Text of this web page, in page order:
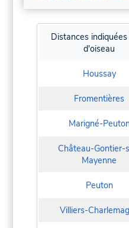
Distances
d'oiseau
Houssay
Fromentières
Marigné-
Château-Gontier-
Mayenne
Peuton
Villiers-